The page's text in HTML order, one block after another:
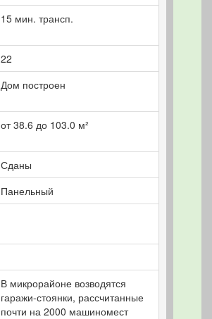
15 мин. трансп.
22
Дом построен
от 38.6 до 103.0 м²
Сданы
Панельный
В микрорайоне возводятся
гаражи-стоянки, рассчитанные
почти на 2000 машиномест